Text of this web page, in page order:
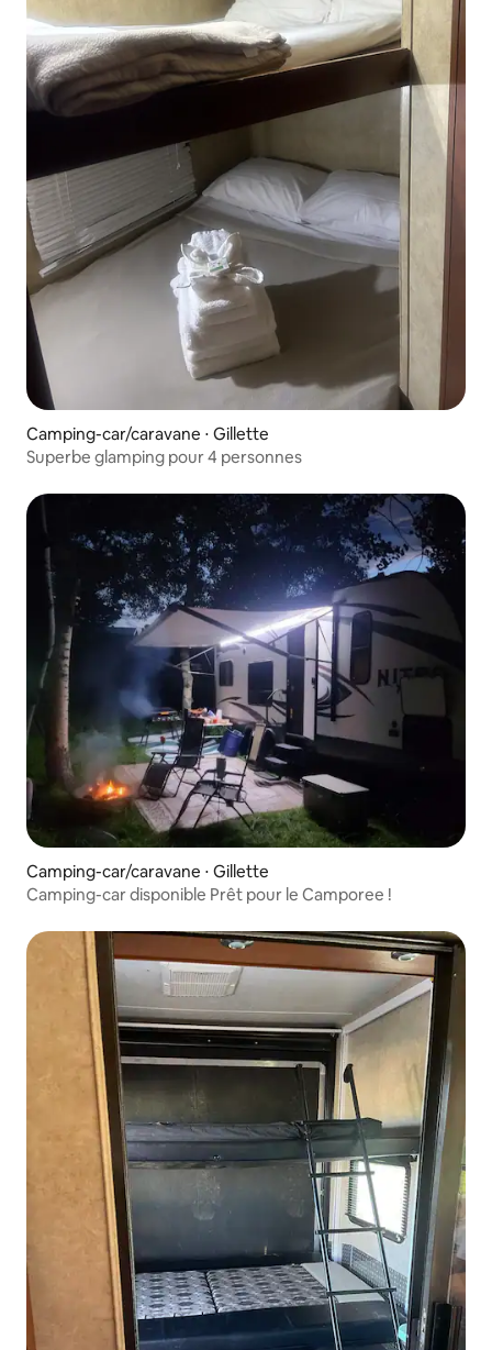
Camping-car/caravane ⋅ Gillette
Superbe glamping pour 4 personnes
Camping-car/caravane ⋅ Gillette
Camping-car disponible Prêt pour le Camporee !